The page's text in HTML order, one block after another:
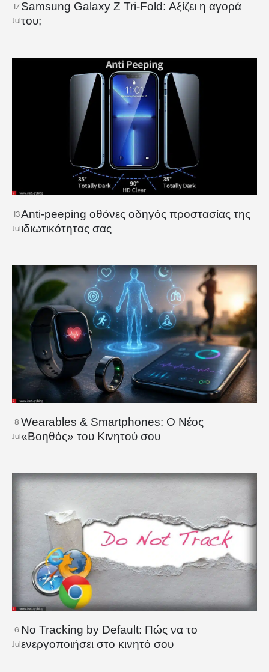
17
Jul
Samsung Galaxy Z Tri-Fold: Αξίζει η αγορά
του;
13
Jul
Anti-peeping οθόνες οδηγός προστασίας της
ιδιωτικότητας σας
8
Jul
Wearables & Smartphones: Ο Νέος
«Βοηθός» του Κινητού σου
6
Jul
No Tracking by Default: Πώς να το
ενεργοποιήσει στο κινητό σου